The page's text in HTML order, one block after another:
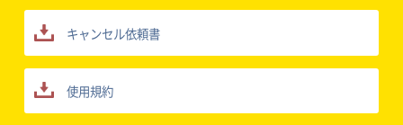
キャンセル依頼書
使用規約